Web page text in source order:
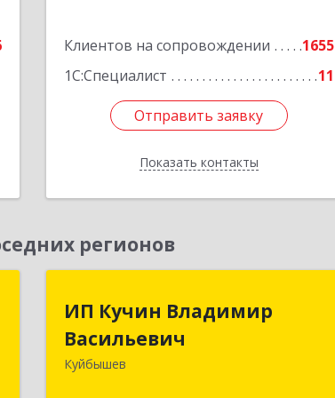
Клиентов на сопровождении
1655
1С:Специалист
11
Отправить заявку
Показать контакты
Отправить заявку
Назад
регионов
ИП Кучин Владимир
Васильевич
Куйбышев
Васильевич